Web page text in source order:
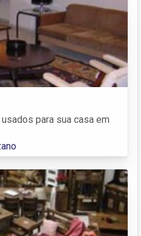
para sua casa em